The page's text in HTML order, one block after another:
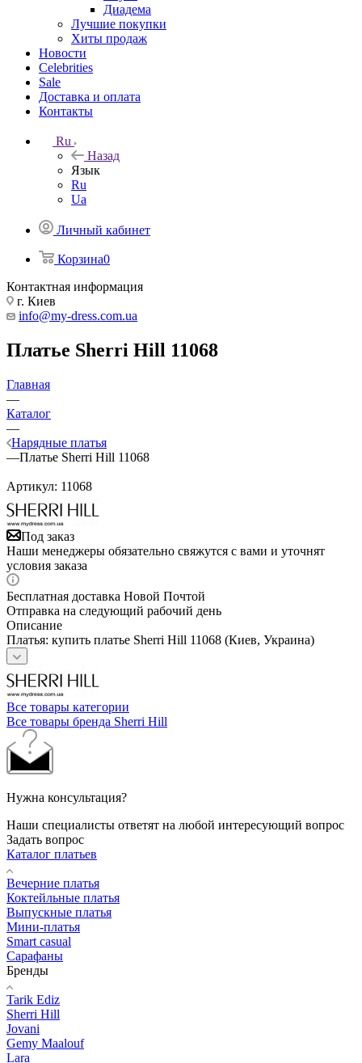
Диадема
Лучшие покупки
Хиты продаж
Новости
Celebrities
Sale
Доставка и оплата
Контакты
Ru
Назад
Язык
Ru
Ua
Личный кабинет
Корзина0
Контактная информация
г. Киев
info@my-dress.com.ua
Платье Sherri Hill 11068
Главная
—
Каталог
—
Нарядные платья
—Платье Sherri Hill 11068
Артикул: 11068
Под заказ
Наши менеджеры обязательно свяжутся с вами и уточнят
условия заказа
Бесплатная доставка Новой Почтой
Отправка на следующий рабочий день
Описание
Платья: купить платье Sherri Hill 11068 (Киев, Украина)
Все товары категории
Все товары бренда Sherri Hill
Нужна консультация?
Наши специалисты ответят на любой интересующий вопрос
Задать вопрос
Каталог платьев
Вечерние платья
Коктейльные платья
Выпускные платья
Мини-платья
Smart casual
Сарафаны
Бренды
Tarik Ediz
Sherri Hill
Jovani
Gemy Maalouf
Lara